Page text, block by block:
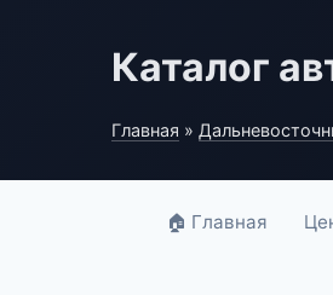
Каталог
Главная »
🏠 Главная